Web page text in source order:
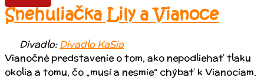
Snehuliačka Lily a Vianoce
Divadlo:Divadlo KaSia
Vianočné predstavenie o tom, ako nepodliehať tlaku
okolia a tomu, čo „musí a nesmie“ chýbať k Vianociam.